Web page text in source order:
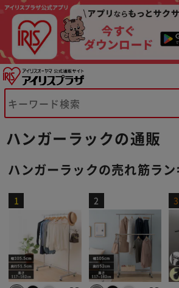
ハンガーラックの通販
ハンガーラックの売れ筋ラ